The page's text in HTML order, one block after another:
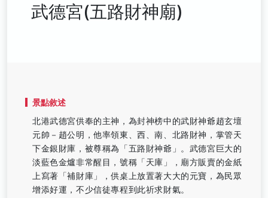
武德宮(五路財神廟)
景點敘述
北港武德宮供奉的主神，為封神榜中的武財神爺趙玄壇
元帥－趙公明，他率領東、西、南、北路財神，掌管天
下金銀財庫，被尊稱為「五路財神爺」。武德宮巨大的
淡藍色金爐非常醒目，號稱「天庫」，廟方販賣的金紙
上寫著「補財庫」，供桌上放置著大大的元寶，為民眾
增添好運，不少信徒專程到此祈求財氣。